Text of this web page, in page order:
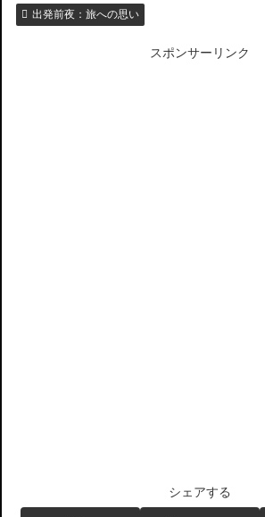
出発前夜：旅への思い
スポンサーリンク
シェアする